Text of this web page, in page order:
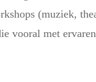
(muziek,
vooral met